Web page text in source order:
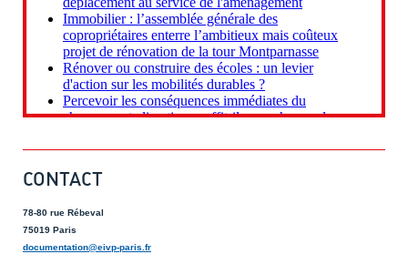
CONTACT
78-80 rue Rébeval
75019 Paris
documentation@eivp-paris.fr